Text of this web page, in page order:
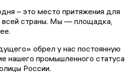
– это место притяжения для
всей страны. Мы — площадка,
обрел у нас постоянную
нашего промышленного статуса
России.